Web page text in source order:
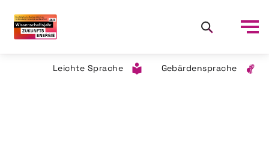
Leichte Sprache Gebärdensprache